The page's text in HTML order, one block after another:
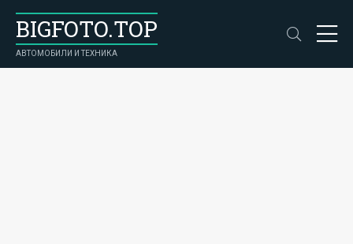
BIGFOTO.TOP
АВТОМОБИЛИ И ТЕХНИКА